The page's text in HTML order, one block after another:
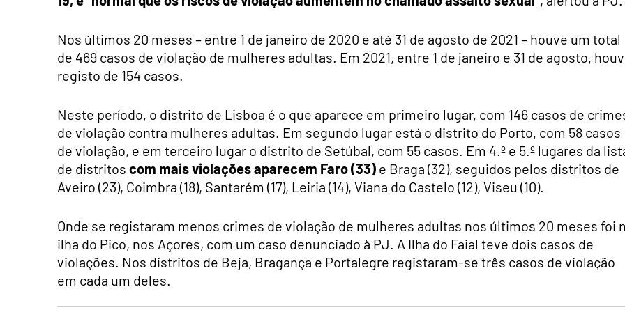
Nos últimos 20 meses – entre 1 de janeiro de 2020 e até 31 de agosto de 2021 – houve um total
de 469 casos de violação de mulheres adultas. Em 2021, entre 1 de janeiro e 31 de agosto,
registo de 154 casos.
Neste período, o distrito de Lisboa é o que aparece em primeiro lugar, com 146 casos de
de violação contra mulheres adultas. Em segundo lugar está o distrito do Porto, com 58 casos
de violação, e em terceiro lugar o distrito de Setúbal, com 55 casos. Em 4.º e 5.º lugares da
de distritos com mais violações aparecem Faro (33) e Braga (32), seguidos pelos distritos de
Aveiro (23), Coimbra (18), Santarém (17), Leiria (14), Viana do Castelo (12), Viseu (10).
Onde se registaram menos crimes de violação de mulheres adultas nos últimos 20 meses foi
ilha do Pico, nos Açores, com um caso denunciado à PJ. A Ilha do Faial teve dois casos de
violações. Nos distritos de Beja, Bragança e Portalegre registaram-se três casos de violação
em cada um deles.